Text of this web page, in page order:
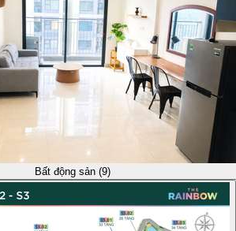
Bất động sản (9)